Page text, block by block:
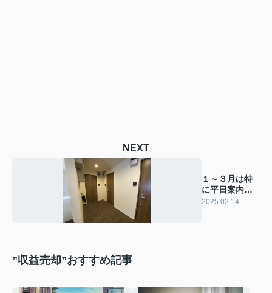
NEXT
１～３月は特
に平日案内・
平日契約が多
2025.02.14
”収益売却”おすすめ記事